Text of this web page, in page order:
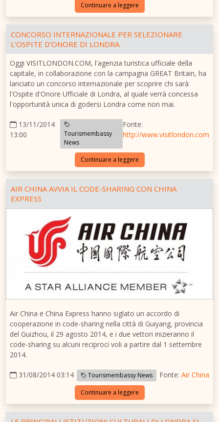
Continuare a leggere
CONCORSO INTERNAZIONALE PER SELEZIONARE
L'OSPITE D'ONORE DI LONDRA.
Oggi VISITLONDON.COM, l'agenzia turistica ufficiale della
capitale, in collaborazione con la campagna GREAT Britain, ha
lanciato un concorso internazionale per scoprire chi sarà
l'Ospite d'Onore Ufficiale di Londra, al quale verrà concessa
l'opportunità unica di godersi Londra come non mai.
13/11/2014
13:00
Tourismembassy
News
Fonte:
http://www.visitlondon.com
Continuare a leggere
AIR CHINA AVVIA IL CODE-SHARING CON CHINA
EXPRESS
Air China e China Express hanno siglato un accordo di
cooperazione in code-sharing nella città di Guiyang, provincia
del Guizhou, il 29 agosto 2014, e i due vettori inizieranno il
code-sharing su alcuni reciproci voli a partire dal 1 settembre
2014.
31/08/2014 03:14 Tourismembassy News Fonte: Air China
Continuare a leggere